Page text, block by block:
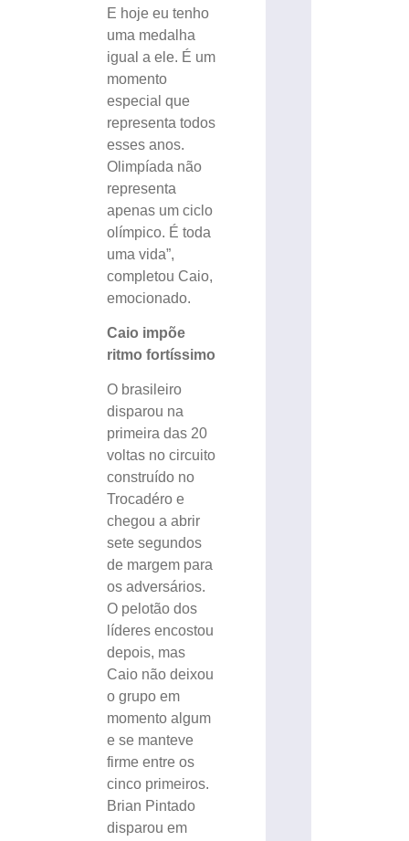
E hoje eu tenho
uma medalha
igual a ele. É um
momento
especial que
representa todos
esses anos.
Olimpíada não
representa
apenas um ciclo
olímpico. É toda
uma vida”,
completou Caio,
emocionado.
Caio impõe
ritmo fortíssimo
O brasileiro
disparou na
primeira das 20
voltas no circuito
construído no
Trocadéro e
chegou a abrir
sete segundos
de margem para
os adversários.
O pelotão dos
líderes encostou
depois, mas
Caio não deixou
o grupo em
momento algum
e se manteve
firme entre os
cinco primeiros.
Brian Pintado
disparou em